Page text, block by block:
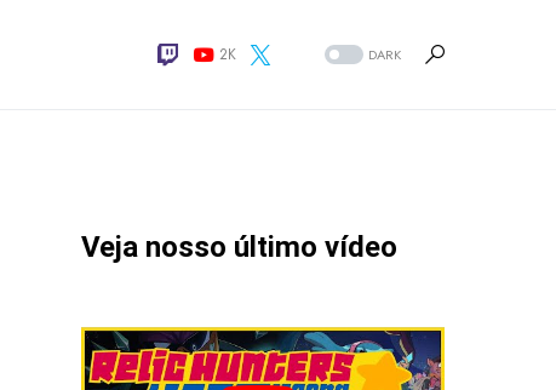
2K DARK
Veja nosso último vídeo